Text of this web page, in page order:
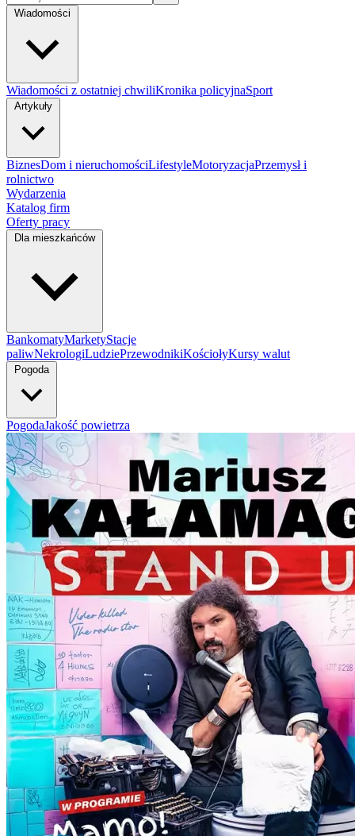
Wiadomości
Wiadomości z ostatniej chwiliKronika policyjnaSport
Artykuły
BiznesDom i nieruchomościLifestyleMotoryzacjaPrzemysł i
rolnictwo
Wydarzenia
Katalog firm
Oferty pracy
Dla mieszkańców
BankomatyMarketyStacje
paliwNekrologiLudziePrzewodnikiKościołyKursy walut
Pogoda
PogodaJakość powietrza